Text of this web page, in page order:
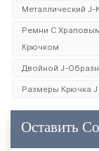
Металлический J-
Ремни С
Крючком
Двойной J-
Размеры Крючка J
Оставить